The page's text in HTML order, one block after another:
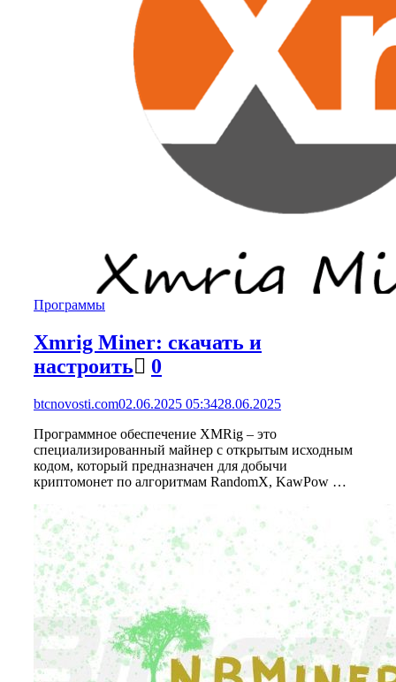
Программы
Xmrig Miner: скачать и
настроить
0
btcnovosti.com02.06.2025 05:3428.06.2025
Программное обеспечение XMRig – это
специализированный майнер с открытым исходным
кодом, который предназначен для добычи
криптомонет по алгоритмам RandomX, KawPow …